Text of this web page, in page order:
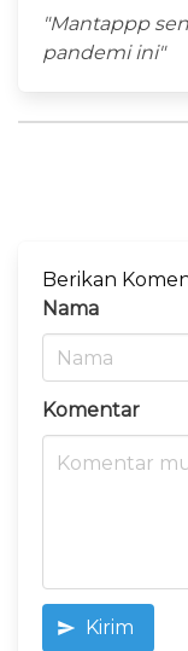
"Mantappp
pandemi ini"
Berikan
Nama
Komentar
Kirim